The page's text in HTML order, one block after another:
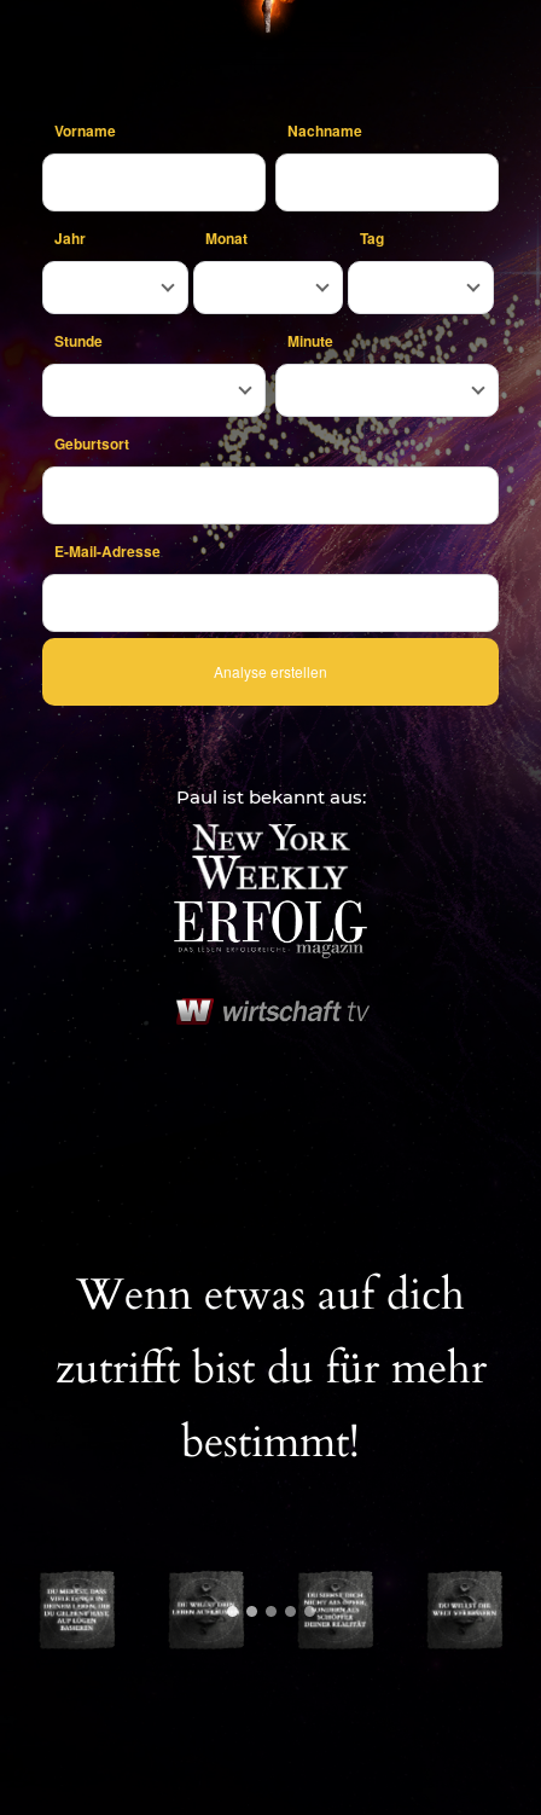
Vorname Nachname
Jahr Monat Tag
Stunde Minute
Geburtsort
E-Mail-Adresse
Paul ist bekannt aus:
Wenn etwas auf dich
zutrifft bist du für mehr
bestimmt!